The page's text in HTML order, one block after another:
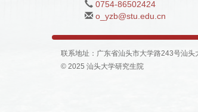
0754-86502424
o_yzb@stu.edu.cn
联系地址：广东省汕头市大学路243号汕
© 2025 汕头大学研究生院